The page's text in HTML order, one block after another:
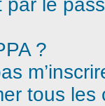
par le
?
tous les